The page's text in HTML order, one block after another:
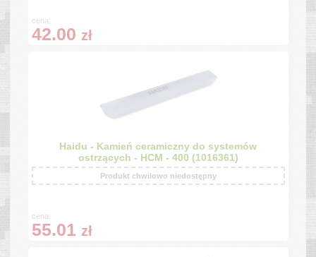
cena:
42.00 zł
Haidu - Kamień ceramiczny do systemów
ostrzących - HCM - 400 (1016361)
Produkt chwilowo niedostępny
cena:
55.01 zł